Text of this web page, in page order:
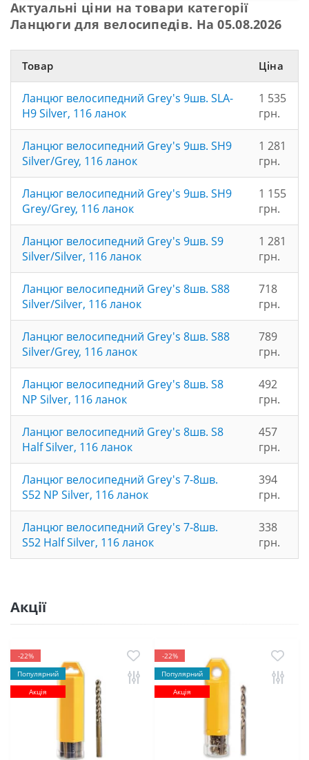
Актуальні ціни на товари категорії
Ланцюги для велосипедів. На 05.08.2026
Товар Ціна
Ланцюг велосипедний Grey's 9шв. SLA-
H9 Silver, 116 ланок
1 535
грн.
Ланцюг велосипедний Grey's 9шв. SH9
Silver/Grey, 116 ланок
1 281
грн.
Ланцюг велосипедний Grey's 9шв. SH9
Grey/Grey, 116 ланок
1 155
грн.
Ланцюг велосипедний Grey's 9шв. S9
Silver/Silver, 116 ланок
1 281
грн.
Ланцюг велосипедний Grey's 8шв. S88
Silver/Silver, 116 ланок
718
грн.
Ланцюг велосипедний Grey's 8шв. S88
Silver/Grey, 116 ланок
789
грн.
Ланцюг велосипедний Grey's 8шв. S8
NP Silver, 116 ланок
492
грн.
Ланцюг велосипедний Grey's 8шв. S8
Half Silver, 116 ланок
457
грн.
Ланцюг велосипедний Grey's 7-8шв.
S52 NP Silver, 116 ланок
394
грн.
Ланцюг велосипедний Grey's 7-8шв.
S52 Half Silver, 116 ланок
338
грн.
Акції
-22%
Популярний
Акція
-22%
Популярний
Акція